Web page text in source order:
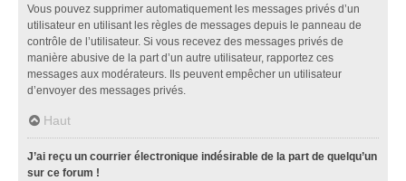
Vous pouvez supprimer automatiquement les messages privés d’un
utilisateur en utilisant les règles de messages depuis le panneau de
contrôle de l’utilisateur. Si vous recevez des messages privés de
manière abusive de la part d’un autre utilisateur, rapportez ces
messages aux modérateurs. Ils peuvent empêcher un utilisateur
d’envoyer des messages privés.
Haut
J’ai reçu un courrier électronique indésirable de la part de quelqu’un
sur ce forum !